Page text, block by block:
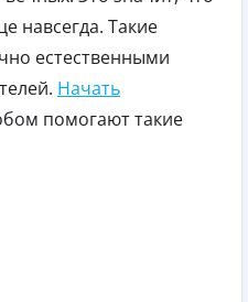
навсегда. Такие
естественными
Начать
помогают такие